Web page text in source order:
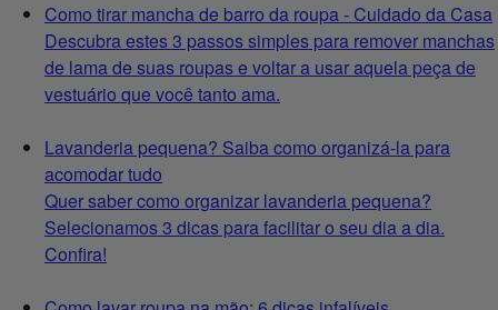
Como tirar mancha de barro da roupa - Cuidado da Casa
Descubra estes 3 passos simples para remover manchas
de lama de suas roupas e voltar a usar aquela peça de
vestuário que você tanto ama.
Lavanderia pequena? Saiba como organizá-la para
acomodar tudo
Quer saber como organizar lavanderia pequena?
Selecionamos 3 dicas para facilitar o seu dia a dia.
Confira!